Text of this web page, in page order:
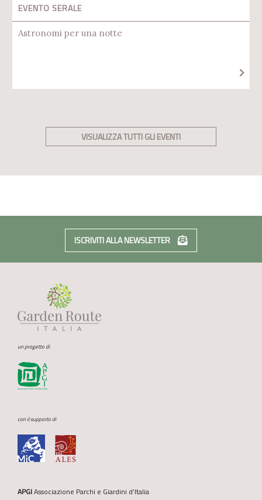
EVENTO SERALE
Astronomi per una notte
VISUALIZZA TUTTI GLI EVENTI
ISCRIVITI ALLA NEWSLETTER
un progetto di
con il supporto di
APGIAssociazione Parchi e Giardini d’Italia